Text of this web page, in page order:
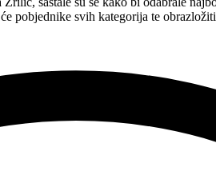
svih kategorija te